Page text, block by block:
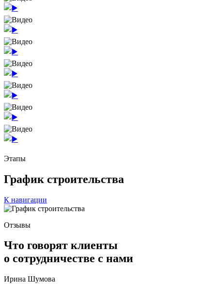
Этапы
График строительства
К навигации
Отзывы
Что говорят клиенты
о сотрудничестве с нами
Ирина Шумова